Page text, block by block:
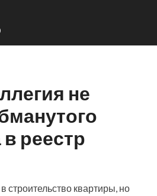
не
реестр
квартиры, но